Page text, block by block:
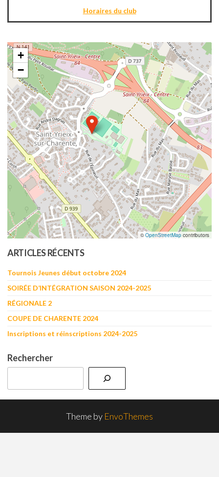
Horaires du club
+
−
©OpenStreetMap contributors
ARTICLES RÉCENTS
Tournois Jeunes début octobre 2024
SOIRÉE D’INTÉGRATION SAISON 2024-2025
RÉGIONALE 2
COUPE DE CHARENTE 2024
Inscriptions et réinscriptions 2024-2025
Rechercher
Theme by EnvoThemes